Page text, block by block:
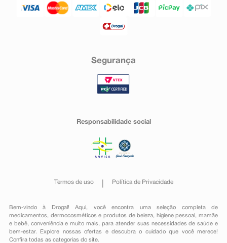
Segurança
Responsabilidade social
Termos de uso Política de Privacidade
Bem-vindo à Drogal! Aqui, você encontra uma seleção completa de
medicamentos , dermocosméticos e produtos de beleza, higiene pessoal ,mamãe
e bebê, conveniênciae muito mais, para atender suas necessidades de saúde e
bem-estar. Explore nossas ofertas e descubra o cuidado que você merece!
Confira todas as categorias do site.